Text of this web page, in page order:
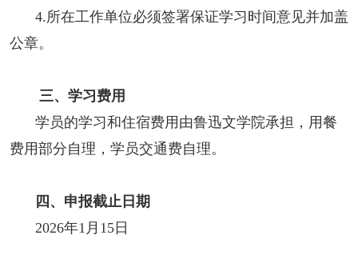
4.所在工作单位必须签署保证学习时间意见并加盖
公章。
三、学习费用
学员的学习和住宿费用由鲁迅文学院承担，用餐
费用部分自理，学员交通费自理。
四、申报截止日期
2026年1月15日